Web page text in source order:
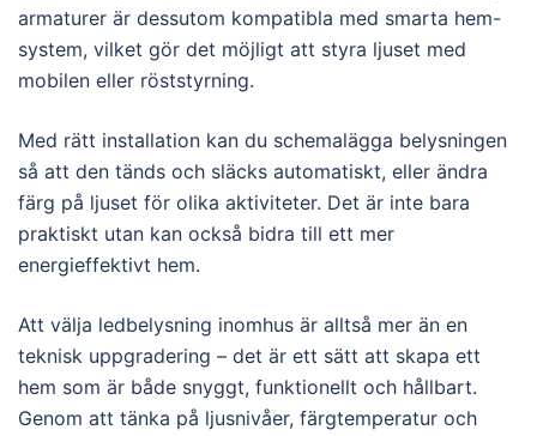
armaturer är dessutom kompatibla med smarta hem-
system, vilket gör det möjligt att styra ljuset med
mobilen eller röststyrning.
Med rätt installation kan du schemalägga belysningen
så att den tänds och släcks automatiskt, eller ändra
färg på ljuset för olika aktiviteter. Det är inte bara
praktiskt utan kan också bidra till ett mer
energieffektivt hem.
Att välja ledbelysning inomhus är alltså mer än en
teknisk uppgradering – det är ett sätt att skapa ett
hem som är både snyggt, funktionellt och hållbart.
Genom att tänka på ljusnivåer, färgtemperatur och